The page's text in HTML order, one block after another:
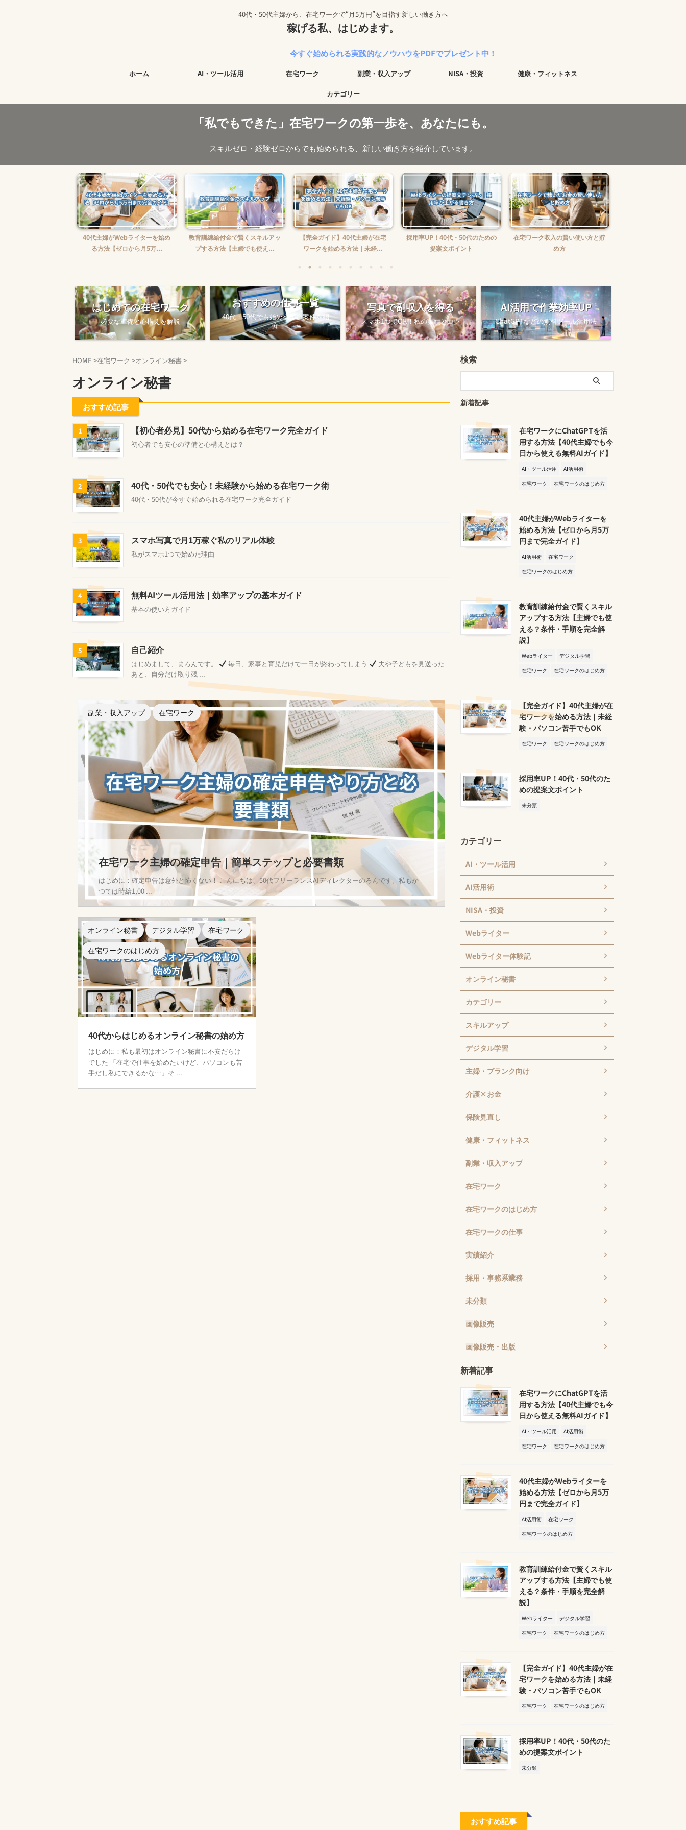
40代・50代主婦から、在宅ワークで“月5万円”を目指す新しい働き方へ
稼げる私、はじめます。
今すぐ始められる実践的なノウハウをPDFでプレゼント中！
ホーム AI・ツール活用 在宅ワーク 副業・収入アップ NISA・投資 健康・フィットネス
カテゴリー
「私でもできた」在宅ワークの第一歩を、あなたにも。
スキルゼロ・経験ゼロからでも始められる、新しい働き方を紹介しています。
教育訓練給付金で賢くスキルアッ
プする方法【主婦でも使え...
【完全ガイド】40代主婦が在宅
ワークを始める方法｜未経...
採用率UP！40代・50代のための
提案文ポイント
在宅ワーク収入の賢い使い方と貯
め方
在宅ワークで報酬未払いに困った
時の対処法
はじめての在宅ワーク
必要な準備と心構えを解説
おすすめの仕事一覧
40代・50代でも始めやすい案件を紹
介
写真で副収入を得る
スマホ1つでOK！私の実績とコツ
AI活用で作業効率UP
ChatGPTなどの無料ツール活用法
HOME >在宅ワーク >オンライン秘書>
オンライン秘書
おすすめ記事
1 【初心者必見】50代から始める在宅ワーク完全ガイド
初心者でも安心の準備と心構えとは？
2 40代・50代でも安心！未経験から始める在宅ワーク術
40代・50代が今すぐ始められる在宅ワーク完全ガイド
3 スマホ写真で月1万稼ぐ私のリアル体験
私がスマホ1つで始めた理由
4 無料AIツール活用法｜効率アップの基本ガイド
基本の使い方ガイド
5 自己紹介
はじめまして、まろんです。 毎日、家事と育児だけで一日が終わってしまう
夫や子どもを見送った
あと、自分だけ取り残 ...
副業・収入アップ 在宅ワーク
在宅ワーク主婦の確定申告｜簡単ステップと必要書類
はじめに：確定申告は意外と怖くない！ こんにちは、50代フリーランスAIディレクターのろんです。私もか
つては時給1,00 ...
オンライン秘書 デジタル学習
在宅ワーク
在宅ワークのはじめ方
40代からはじめるオンライン秘書の始め方
はじめに：私も最初はオンライン秘書に不安だらけ
でした 「在宅で仕事を始めたいけど、パソコンも苦
手だし私にできるかな…」そ ...
検索
新着記事
在宅ワークにChatGPTを活
用する方法【40代主婦でも今
日から使える無料AIガイド】
AI・ツール活用
AI活用術
在宅ワーク
在宅ワークのはじめ方
40代主婦がWebライターを
始める方法【ゼロから月5万
円まで完全ガイド】
AI活用術
在宅ワーク
在宅ワークのはじめ方
教育訓練給付金で賢くスキル
アップする方法【主婦でも使
える？条件・手順を完全解
説】
Webライター
デジタル学習
在宅ワーク
在宅ワークのはじめ方
【完全ガイド】40代主婦が在
宅ワークを始める方法｜未経
験・パソコン苦手でもOK
在宅ワーク 在宅ワークのはじめ方
採用率UP！40代・50代のた
めの提案文ポイント
未分類
カテゴリー
AI・ツール活用
AI活用術
NISA・投資
Webライター
Webライター体験記
オンライン秘書
カテゴリー
スキルアップ
デジタル学習
主婦・ブランク向け
介護×お金
保険見直し
健康・フィットネス
副業・収入アップ
在宅ワーク
在宅ワークのはじめ方
在宅ワークの仕事
実績紹介
採用・事務系業務
未分類
画像販売
画像販売・出版
新着記事
在宅ワークにChatGPTを活
用する方法【40代主婦でも今
日から使える無料AIガイド】
AI・ツール活用
AI活用術
在宅ワーク
在宅ワークのはじめ方
40代主婦がWebライターを
始める方法【ゼロから月5万
円まで完全ガイド】
AI活用術
在宅ワーク
在宅ワークのはじめ方
教育訓練給付金で賢くスキル
アップする方法【主婦でも使
える？条件・手順を完全解
説】
Webライター
デジタル学習
在宅ワーク
在宅ワークのはじめ方
【完全ガイド】40代主婦が在
宅ワークを始める方法｜未経
験・パソコン苦手でもOK
在宅ワーク 在宅ワークのはじめ方
採用率UP！40代・50代のた
めの提案文ポイント
未分類
おすすめ記事